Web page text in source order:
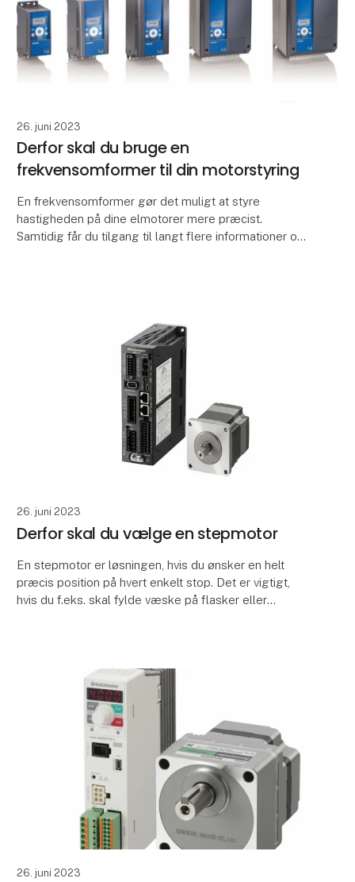
26. juni 2023
Derfor skal du bruge en
frekvensomformer til din motorstyring
En frekvensomformer gør det muligt at styre
hastigheden på dine elmotorer mere præcist.
Samtidig får du tilgang til langt flere informationer om
26. juni 2023
Derfor skal du vælge en stepmotor
En stepmotor er løsningen, hvis du ønsker en helt
præcis position på hvert enkelt stop. Det er vigtigt,
hvis du f.eks. skal fylde væske på flasker eller
26. juni 2023